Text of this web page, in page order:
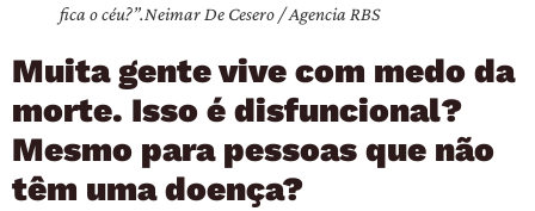
fica o céu?”.Neimar De Cesero / Agencia RBS
Muita gente vive com medo da
morte. Isso é disfuncional?
Mesmo para pessoas que não
têm uma doença?